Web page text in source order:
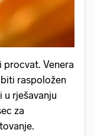
Venera
raspoložen
u rješavanju
za